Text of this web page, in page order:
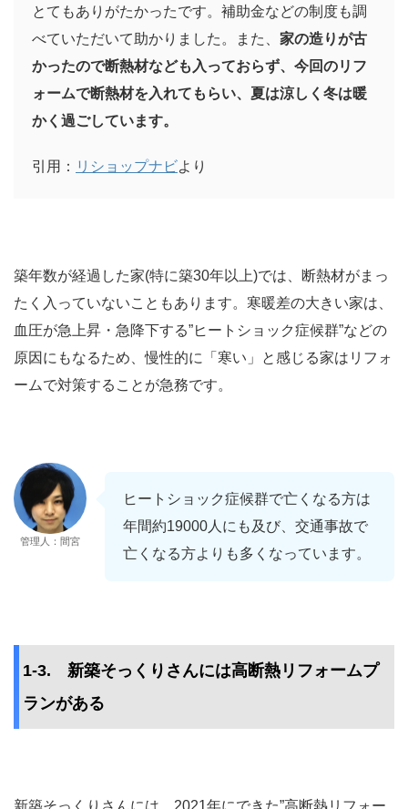
とてもありがたかったです。補助金などの制度も調
べていただいて助かりました。また、 家の造りが古
かったので断熱材なども入っておらず、今回のリフ
ォームで断熱材を入れてもらい、夏は涼しく冬は暖
かく過ごしています。
引用： リショップナビより
築年数が経過した家(特に築30年以上)では、断熱材がまっ
たく入っていないこともあります。寒暖差の大きい家は、
血圧が急上昇・急降下する”ヒートショック症候群”などの
原因にもなるため、慢性的に「寒い」と感じる家はリフォ
ームで対策することが急務です。
管理人：間宮
ヒートショック症候群で亡くなる方は
年間約19000人にも及び、交通事故で
亡くなる方よりも多くなっています。
1-3. 新築そっくりさんには高断熱リフォームプ
ランがある
新築そっくりさんには、2021年にできた”高断熱リフォー